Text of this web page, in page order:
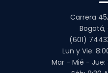
Carrera
(601)
Lun y Vie:
Mar - Mié - Jue: